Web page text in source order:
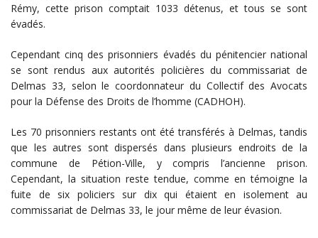
Rémy, cette prison comptait 1033 détenus, et tous se sont
évadés.
Cependant cinq des prisonniers évadés du pénitencier national
se sont rendus aux autorités policières du commissariat de
Delmas 33, selon le coordonnateur du Collectif des Avocats
pour la Défense des Droits de l’homme (CADHOH).
Les 70 prisonniers restants ont été transférés à Delmas, tandis
que les autres sont dispersés dans plusieurs endroits de la
commune de Pétion-Ville, y compris l’ancienne prison.
Cependant, la situation reste tendue, comme en témoigne la
fuite de six policiers sur dix qui étaient en isolement au
commissariat de Delmas 33, le jour même de leur évasion.